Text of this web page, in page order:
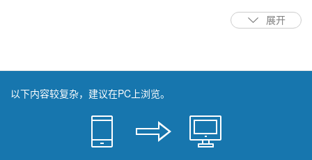
另外，紫光华山还提供系统维护手册的编制工作，协助用户对手册
展开
以下内容较复杂，建议在PC上浏览。